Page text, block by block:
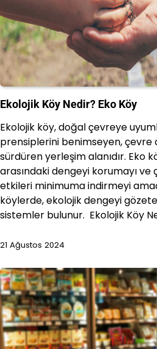
Ekolojik Köy Nedir? Eko Köy
Ekolojik köy, doğal çevreye
prensiplerini benimseyen, çevre
sürdüren yerleşim alanıdır. Eko
arasındaki dengeyi korumayı
etkileri minimuma indirmeyi
köylerde, ekolojik dengeyi
sistemler bulunur. Ekolojik Köy
21 Ağustos 2024